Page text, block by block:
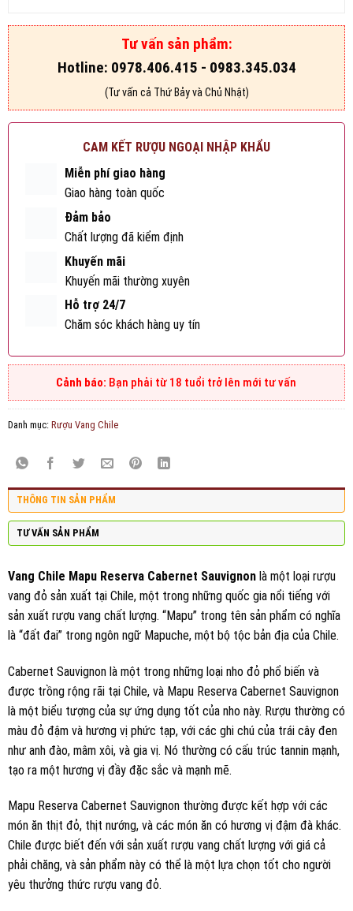
Tư vấn sản phẩm:
Hotline: 0978.406.415 - 0983.345.034
(Tư vấn cả Thứ Bảy và Chủ Nhật)
CAM KẾT RƯỢU NGOẠI NHẬP KHẨU
Miễn phí giao hàng
Giao hàng toàn quốc
Đảm bảo
Chất lượng đã kiểm định
Khuyến mãi
Khuyến mãi thường xuyên
Hỗ trợ 24/7
Chăm sóc khách hàng uy tín
Bạn phải từ 18 tuổi trở lên mới tư vấn
Danh mục: Rượu Vang Chile
THÔNG TIN SẢN PHẨM
TƯ VẤN SẢN PHẨM
Vang Chile Mapu Reserva Cabernet Sauvignon là một loại rượu
vang đỏ sản xuất tại Chile, một trong những quốc gia nổi tiếng với
sản xuất rượu vang chất lượng. “Mapu” trong tên sản phẩm có nghĩa
là “đất đai” trong ngôn ngữ Mapuche, một bộ tộc bản địa của Chile.
Cabernet Sauvignon là một trong những loại nho đỏ phổ biến và
được trồng rộng rãi tại Chile, và Mapu Reserva Cabernet Sauvignon
là một biểu tượng của sự ứng dụng tốt của nho này. Rượu thường có
màu đỏ đậm và hương vị phức tạp, với các ghi chú của trái cây đen
như anh đào, mâm xôi, và gia vị. Nó thường có cấu trúc tannin mạnh,
tạo ra một hương vị đầy đặc sắc và mạnh mẽ.
Mapu Reserva Cabernet Sauvignon thường được kết hợp với các
món ăn thịt đỏ, thịt nướng, và các món ăn có hương vị đậm đà khác.
Chile được biết đến với sản xuất rượu vang chất lượng với giá cả
phải chăng, và sản phẩm này có thể là một lựa chọn tốt cho người
yêu thưởng thức rượu vang đỏ.